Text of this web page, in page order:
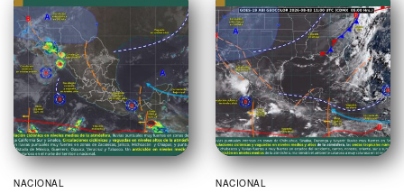
NACIONAL NACIONAL